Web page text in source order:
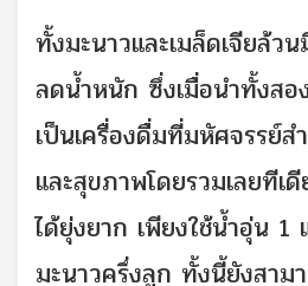
ทั้งมะนาวและเมล็ดเจียล้ว
ลดน้ำหนัก ซึ่งเมื่อนำทั้งสอ
เป็นเครื่องดื่มที่มหัศจรรย์
และสุขภาพโดยรวมเลยทีเ
ได้ยุ่งยาก เพียงใช้น้ำอุ่น
มะนาวครึ่งลูก ทั้งนี้ยังสาม